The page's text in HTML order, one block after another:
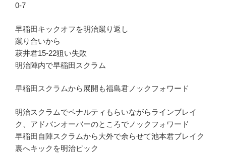
0-7
早稲田キックオフを明治蹴り返し
蹴り合いから
萩井君15-22狙い失敗
明治陣内で早稲田スクラム
早稲田スクラムから展開も福島君ノックフォワード
明治スクラムでペナルティもらいながらラインブレイ
ク、アドバンオーバーのところでノックフォワード
早稲田自陣スクラムから大外で余らせて池本君ブレイク
裏へキックを明治ピック